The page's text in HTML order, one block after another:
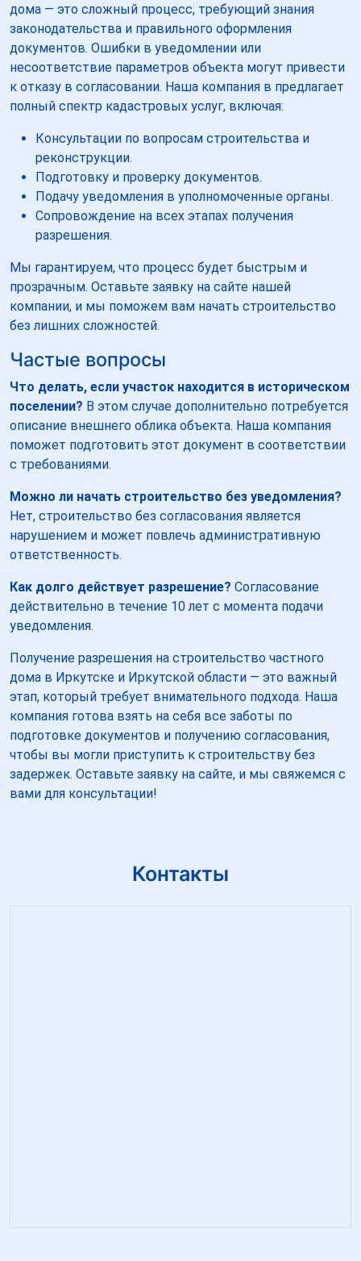
дома — это сложный процесс, требующий знания
законодательства и правильного оформления
документов. Ошибки в уведомлении или
несоответствие параметров объекта могут привести
к отказу в согласовании. Наша компания в предлагает
полный спектр кадастровых услуг, включая:
Консультации по вопросам строительства и
реконструкции.
Подготовку и проверку документов.
Подачу уведомления в уполномоченные органы.
Сопровождение на всех этапах получения
разрешения.
Мы гарантируем, что процесс будет быстрым и
прозрачным. Оставьте заявку на сайте нашей
компании, и мы поможем вам начать строительство
без лишних сложностей.
Частые вопросы
Что делать, если участок находится в историческом
поселении? В этом случае дополнительно потребуется
описание внешнего облика объекта. Наша компания
поможет подготовить этот документ в соответствии
с требованиями.
Можно ли начать строительство без уведомления?
Нет, строительство без согласования является
нарушением и может повлечь административную
ответственность.
Как долго действует разрешение? Согласование
действительно в течение 10 лет с момента подачи
уведомления.
Получение разрешения на строительство частного
дома в Иркутске и Иркутской области — это важный
этап, который требует внимательного подхода. Наша
компания готова взять на себя все заботы по
подготовке документов и получению согласования,
чтобы вы могли приступить к строительству без
задержек. Оставьте заявку на сайте, и мы свяжемся с
вами для консультации!
Контакты